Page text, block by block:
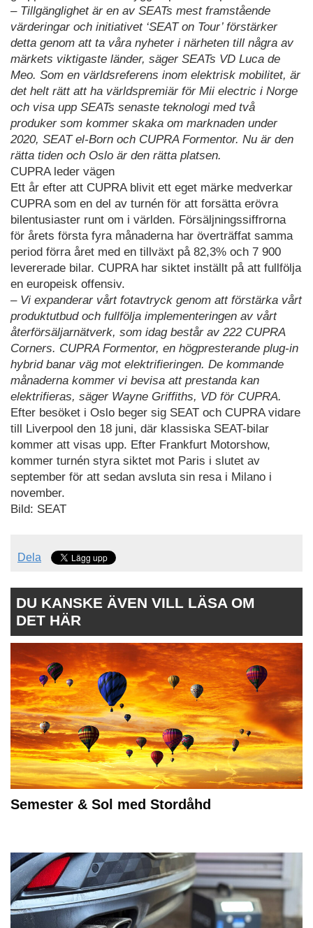
– Tillgänglighet är en av SEATs mest framstående
värderingar och initiativet ‘SEAT on Tour’ förstärker
detta genom att ta våra nyheter i närheten till några av
märkets viktigaste länder, säger SEATs VD Luca de
Meo. Som en världsreferens inom elektrisk mobilitet, är
det helt rätt att ha världspremiär för Mii electric i Norge
och visa upp SEATs senaste teknologi med två
produker som kommer skaka om marknaden under
2020, SEAT el-Born och CUPRA Formentor. Nu är den
rätta tiden och Oslo är den rätta platsen.
CUPRA leder vägen
Ett år efter att CUPRA blivit ett eget märke medverkar
CUPRA som en del av turnén för att forsätta erövra
bilentusiaster runt om i världen. Försäljningssiffrorna
för årets första fyra månaderna har överträffat samma
period förra året med en tillväxt på 82,3% och 7 900
levererade bilar. CUPRA har siktet inställt på att fullfölja
en europeisk offensiv.
– Vi expanderar vårt fotavtryck genom att förstärka vårt
produktutbud och fullfölja implementeringen av vårt
återförsäljarnätverk, som idag består av 222 CUPRA
Corners. CUPRA Formentor, en högpresterande plug-in
hybrid banar väg mot elektrifieringen. De kommande
månaderna kommer vi bevisa att prestanda kan
elektrifieras, säger Wayne Griffiths, VD för CUPRA.
Efter besöket i Oslo beger sig SEAT och CUPRA vidare
till Liverpool den 18 juni, där klassiska SEAT-bilar
kommer att visas upp. Efter Frankfurt Motorshow,
kommer turnén styra siktet mot Paris i slutet av
september för att sedan avsluta sin resa i Milano i
november.
Bild: SEAT
Dela
DU KANSKE ÄVEN VILL LÄSA OM
DET HÄR
Semester & Sol med Stordåhd